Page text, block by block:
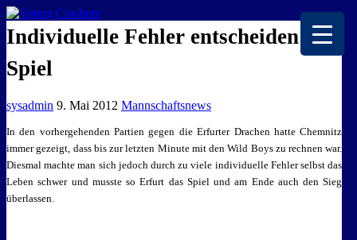
EISKALTE LEIDENSCHAFT
Individuelle Fehler entscheiden
Spiel
sysadmin 9. Mai 2012 Mannschaftsnews
In den vorhergehenden Partien gegen die Erfurter Drachen hatte Chemnitz
immer gezeigt, dass bis zur letzten Minute mit den Wild Boys zu rechnen war.
Diesmal machte man sich jedoch durch zu viele individuelle Fehler selbst das
Leben schwer und musste so Erfurt das Spiel und am Ende auch den Sieg
überlassen.